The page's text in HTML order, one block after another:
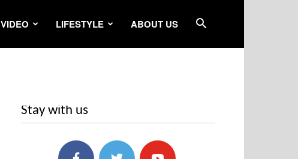
VIDEO LIFESTYLE ABOUT US
Stay with us